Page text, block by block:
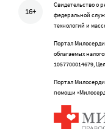
16+
Свидетельство о
федеральной
технологий и
Портал
облагаемых
1057700014679,
Портал
помощи